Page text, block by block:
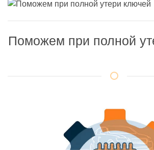
Поможем при полной